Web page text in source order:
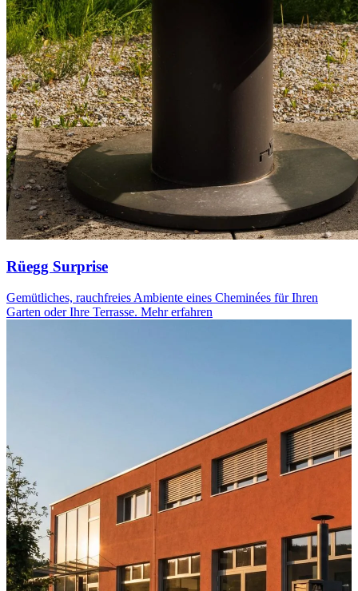
Rüegg Surprise
Gemütliches, rauchfreies Ambiente eines Cheminées für Ihren
Garten oder Ihre Terrasse. Mehr erfahren